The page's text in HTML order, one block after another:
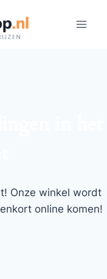
Onze winkel wordt
online komen!